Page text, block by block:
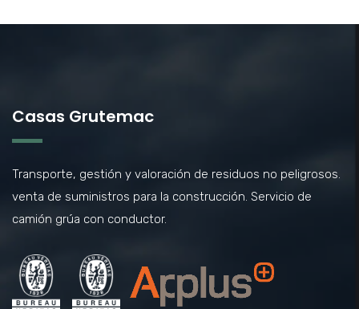
Casas Grutemac
Transporte, gestión y valoración de residuos no peligrosos.
venta de suministros para la construcción. Servicio de
camión grúa con conductor.